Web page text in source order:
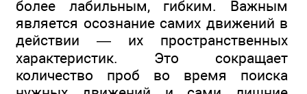
более лабильным, гибким. Важным
является осознание самих движений в
действии — их пространственных
характеристик. Это сокращает
количество проб во время поиска